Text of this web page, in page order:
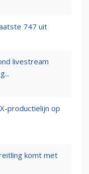
747 uit
livestream
productielijn op
komt met